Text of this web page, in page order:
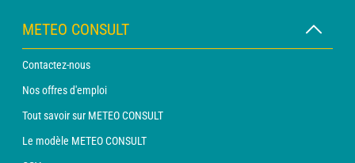
METEO CONSULT
Contactez-nous
Nos offres d'emploi
Tout savoir sur METEO CONSULT
Le modèle METEO CONSULT